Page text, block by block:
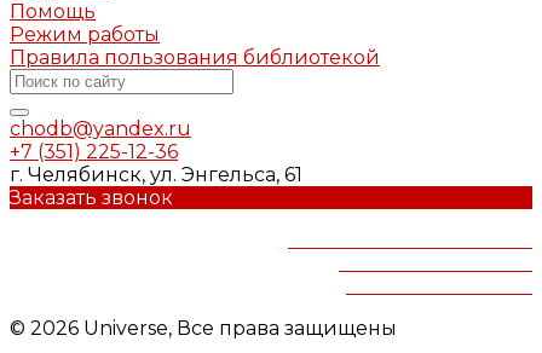
Помощь
Режим работы
Правила пользования библиотекой
chodb@yandex.ru
+7 (351) 225-12-36
г. Челябинск, ул. Энгельса, 61
Заказать звонок
© 2026 Universe, Все права защищены